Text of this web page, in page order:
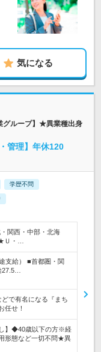
気になる
グループ】★異業種出身
管理】年休120
学歴不問
関西・中部・北海
Ｕ・…
支給） ■首都圏・関
どで有名になる『まち
任せ！
し】◆40歳以下の方※経
形態など一切不問★異